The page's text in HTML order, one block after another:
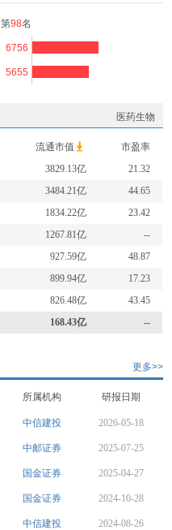
第98名
6756
5655
医药生物
流通市值
市盈率
3829.13亿
21.32
3484.21亿
44.65
1834.22亿
23.42
1267.81亿
--
927.59亿
48.87
899.94亿
17.23
826.48亿
43.45
168.43亿 --
更多>>
所属机构 研报日期
中信建投 2026-05-18
中邮证券 2025-07-25
国金证券 2025-04-27
国金证券 2024-10-28
中信建投 2024-08-26